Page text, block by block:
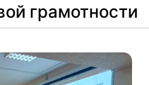
грамотности